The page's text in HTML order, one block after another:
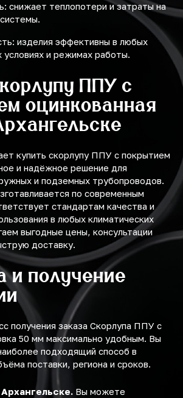
снижает теплопотери и затраты на
изделия эффективны в любых
условиях и режимах работы.
ППУ с
оцинкованная
купить скорлупу ППУ с покрытием
и надёжное решение для
и подземных трубопроводов.
по современным
стандартам качества и
в любых климатических
выгодные цены, консультации
доставку.
и получение
получения заказа Скорлупа ППУ с
50 мм максимально удобным. Вы
подходящий способ в
поставки, региона и сроков.
Вы можете